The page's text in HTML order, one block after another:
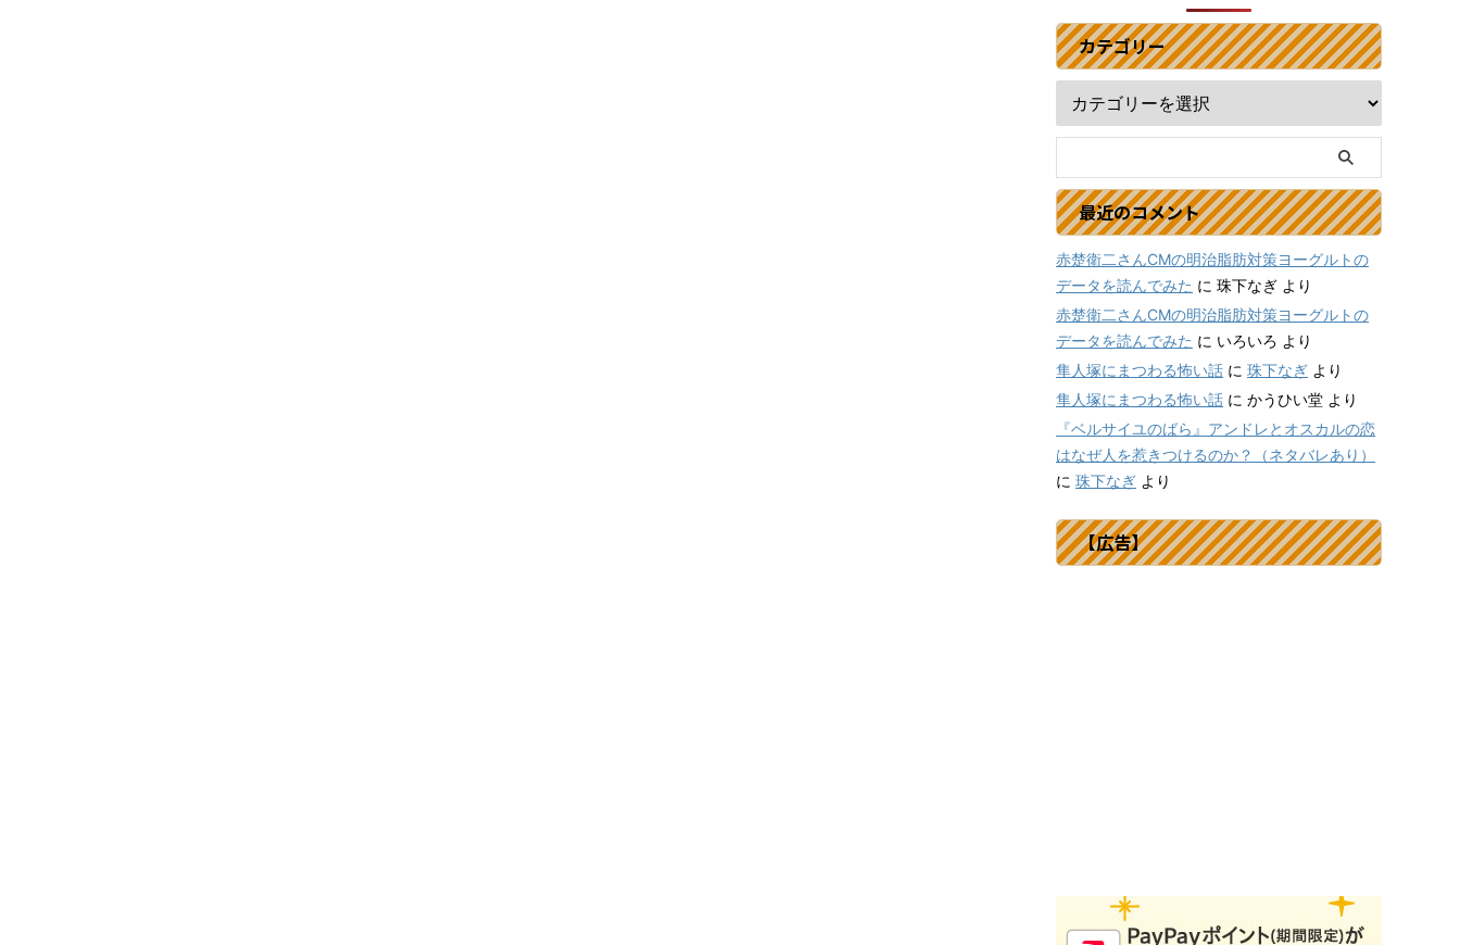
カテゴリー
最近のコメント
赤楚衛二さんCMの明治脂肪対策ヨーグルトの
データを読んでみた に 珠下なぎ より
赤楚衛二さんCMの明治脂肪対策ヨーグルトの
データを読んでみた に いろいろ より
隼人塚にまつわる怖い話 に 珠下なぎ より
隼人塚にまつわる怖い話 に かうひい堂 より
『ベルサイユのばら』アンドレとオスカルの恋
はなぜ人を惹きつけるのか？（ネタバレあり）
に 珠下なぎ より
【広告】